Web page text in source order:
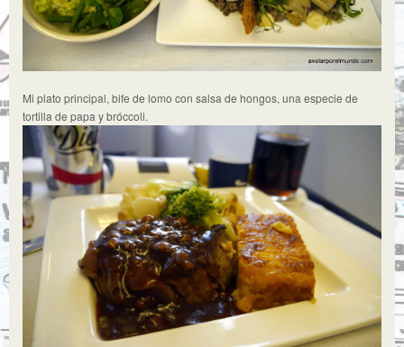
Mi plato principal, bife de lomo con salsa de hongos, una especie de
tortilla de papa y bróccoli.